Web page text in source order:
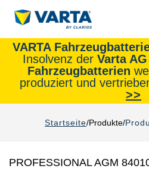
VARTA
Insolvenz der Varta AG
Fahrzeugbatterien
produziert und
>>
Startseite Produkte
PROFESSIONAL AGM